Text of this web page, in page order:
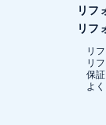
リフ
リフ
リ
リ
保
よ